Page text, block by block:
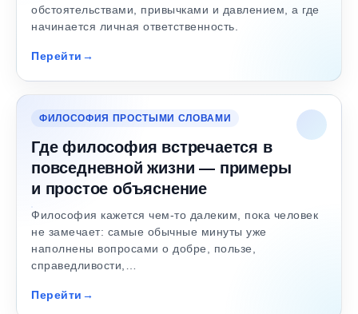
обстоятельствами, привычками и давлением, а где
начинается личная ответственность.
Перейти
ФИЛОСОФИЯ ПРОСТЫМИ СЛОВАМИ
Где философия встречается в
повседневной жизни — примеры
и простое объяснение
Философия кажется чем-то далеким, пока человек
не замечает: самые обычные минуты уже
наполнены вопросами о добре, пользе,
справедливости,…
Перейти